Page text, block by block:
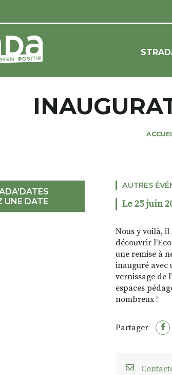
YOUTUBE
AUTRES
Le 25 juin
Nous y voilà, il
découvrir
une remise à
inauguré avec
vernissage de
espaces
nombreux !
Partager
UNE DATE